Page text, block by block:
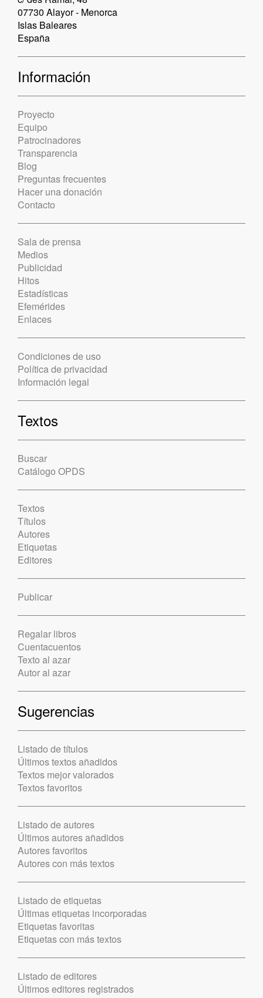
07730 Alayor - Menorca
Islas Baleares
España
Información
Proyecto
Equipo
Patrocinadores
Transparencia
Blog
Preguntas frecuentes
Hacer una donación
Contacto
Sala de prensa
Medios
Publicidad
Hitos
Estadísticas
Efemérides
Enlaces
Condiciones de uso
Política de privacidad
Información legal
Textos
Buscar
Catálogo OPDS
Textos
Títulos
Autores
Etiquetas
Editores
Publicar
Regalar libros
Cuentacuentos
Texto al azar
Autor al azar
Sugerencias
Listado de títulos
Últimos textos añadidos
Textos mejor valorados
Textos favoritos
Listado de autores
Últimos autores añadidos
Autores favoritos
Autores con más textos
Listado de etiquetas
Últimas etiquetas incorporadas
Etiquetas favoritas
Etiquetas con más textos
Listado de editores
Últimos editores registrados